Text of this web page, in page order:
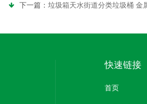
下一篇： 垃圾箱天水街道分类垃圾桶 金
快速链接
首页